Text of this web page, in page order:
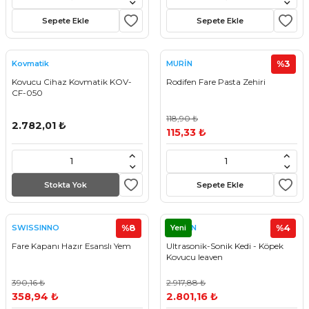
Sepete Ekle Sepete Ekle
Kovmatik
Kovucu Cihaz Kovmatik KOV-
CF-050
2.782,01 ₺
Stokta Yok
MURİN
Rodifen Fare Pasta Zehiri
%3
118,90 ₺
115,33 ₺
Sepete Ekle
SWISSINNO
Fare Kapanı Hazır Esanslı Yem
%8
390,16 ₺
358,94 ₺
Yeni
LEAVEN
Ultrasonik-Sonik Kedi - Köpek
Kovucu leaven
%4
2.917,88 ₺
2.801,16 ₺